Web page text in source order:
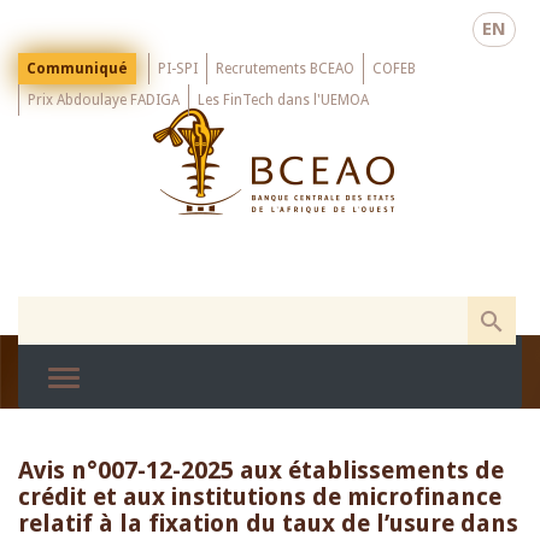
main
EN
Menu
Top
Communiqué PI-SPI Recrutements BCEAO
COFEB
Prix Abdoulaye FADIGA
Les FinTech dans l'UEMOA
Avis n°007-12-2025 aux établissements de
crédit et aux institutions de microfinance
relatif à la fixation du taux de l’usure dans